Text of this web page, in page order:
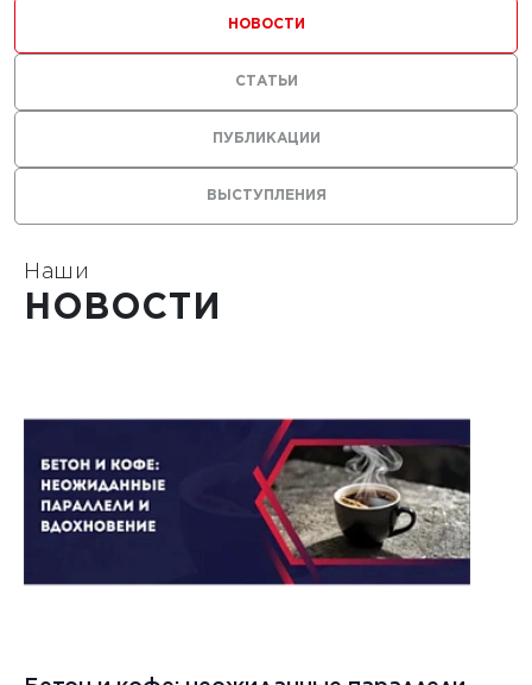
с
ВЫСТУПЛЕНИЯ
ПУБЛИКАЦИИ
НОВОСТИ
СТАТЬИ
Наши
НОВОСТИ